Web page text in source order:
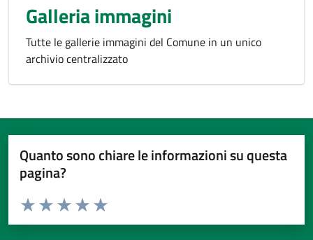
Galleria immagini
Tutte le gallerie immagini del Comune in un unico
archivio centralizzato
Quanto sono chiare le informazioni su questa
pagina?
Valuta da 1 a 5 stelle la pagina
Valuta 5 stelle su 5
Valuta 4 stelle su 5
Valuta 3 stelle su 5
Valuta 2 stelle su 5
Valuta 1 stelle su 5